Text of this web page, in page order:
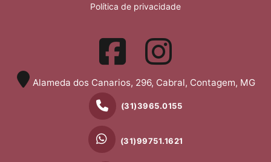
Política de privacidade
Alameda dos Canarios, 296, Cabral, Contagem, MG
(31)3965.0155
(31)99751.1621